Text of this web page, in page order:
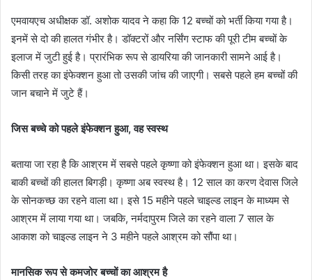
एमवायएच अधीक्षक डॉ. अशोक यादव ने कहा कि 12 बच्चों को भर्ती किया गया है।
इनमें से दो की हालत गंभीर है। डॉक्टरों और नर्सिंग स्टाफ की पूरी टीम बच्चों के
इलाज में जुटी हुई है। प्रारंभिक रूप से डायरिया की जानकारी सामने आई है।
किसी तरह का इंफेक्शन हुआ तो उसकी जांच की जाएगी। सबसे पहले हम बच्चों की
जान बचाने में जुटे हैं।
जिस बच्चे को पहले इंफेक्शन हुआ, वह स्वस्थ
बताया जा रहा है कि आश्रम में सबसे पहले कृष्णा को इंफेक्शन हुआ था। इसके बाद
बाकी बच्चों की हालत बिगड़ी। कृष्णा अब स्वस्थ है। 12 साल का करण देवास जिले
के सोनकच्छ का रहने वाला था। इसे 15 महीने पहले चाइल्ड लाइन के माध्यम से
आश्रम में लाया गया था। जबकि, नर्मदापुरम जिले का रहने वाला 7 साल के
आकाश को चाइल्ड लाइन ने 3 महीने पहले आश्रम को सौंपा था।
मानसिक रूप से कमजोर बच्चों का आश्रम है